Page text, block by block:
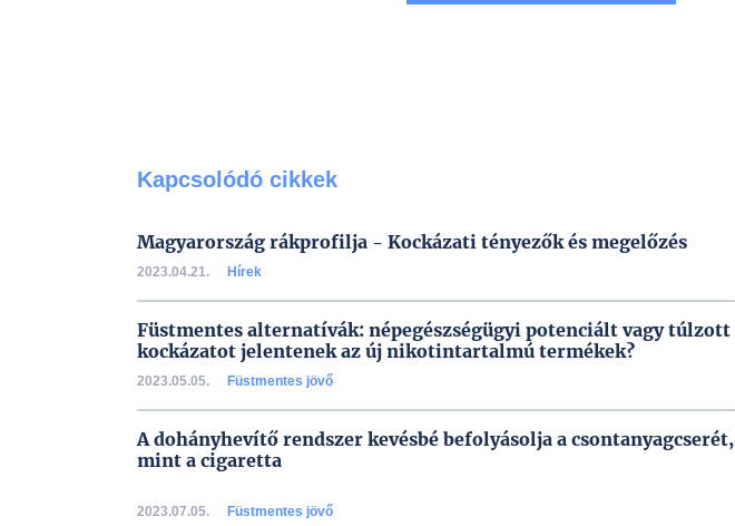
Kapcsolódó cikkek
Magyarország rákprofilja - Kockázati tényezők és megelőzés
2023.04.21. Hírek
Füstmentes alternatívák: népegészségügyi potenciált vagy túlzott
kockázatot jelentenek az új nikotintartalmú termékek?
2023.05.05. Füstmentes jövő
A dohányhevítő rendszer kevésbé befolyásolja a csontanyagcserét,
mint a cigaretta
2023.07.05. Füstmentes jövő